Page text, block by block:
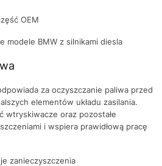
OEM
modele BMW z silnikami diesla
za oczyszczanie paliwa przed
elementów układu zasilania.
wtryskiwacze oraz pozostałe
i wspiera prawidłową pracę
zanieczyszczenia